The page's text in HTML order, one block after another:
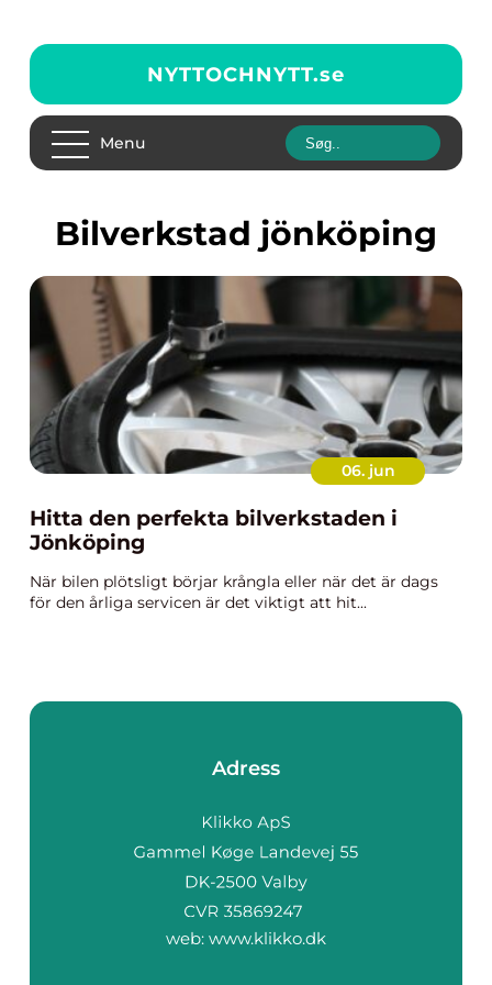
NYTTOCHNYTT.se
Menu
bilverkstad jönköping
06. jun
Hitta den perfekta bilverkstaden i
Jönköping
När bilen plötsligt börjar krångla eller när det är dags
för den årliga servicen är det viktigt att hit...
Adress
web: www.klikko.dk